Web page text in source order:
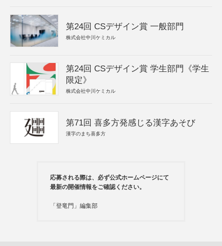
第24回 CSデザイン賞 一般部門
株式会社中川ケミカル
第24回 CSデザイン賞 学生部門《学生
限定》
株式会社中川ケミカル
第71回 喜多方発感じる漢字あそび
漢字のまち喜多方
応募される際は、必ず公式ホームページにて
最新の開催情報をご確認ください。
「登竜門」編集部